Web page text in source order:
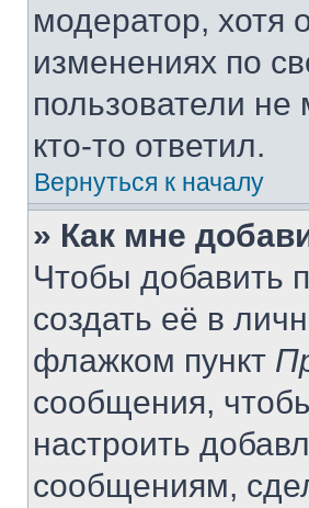
модератор, хотя
изменениях по
пользователи не
кто-то ответил.
Вернуться к началу
» Как мне
Чтобы добавить
создать её в
флажком пункт
сообщения,
настроить
сообщениям,